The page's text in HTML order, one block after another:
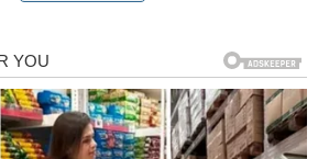
biti vođa – ili samo reakcija na
KOJA SE